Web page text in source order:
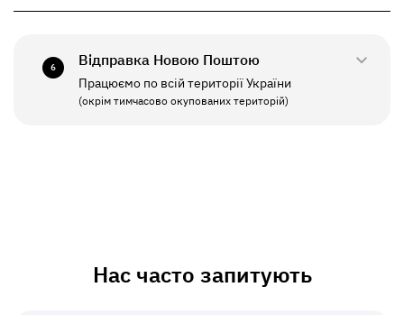
+380(67)550-7641
ПН - ПТ
СБ - НД
11:00 - 19:00
6 Відправка Новою Поштою
Працюємо по всій території України
(окрім тимчасово окупованих територій)
Нас часто запитують